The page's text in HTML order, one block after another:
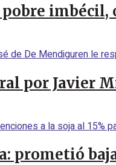
por Javier
prometió